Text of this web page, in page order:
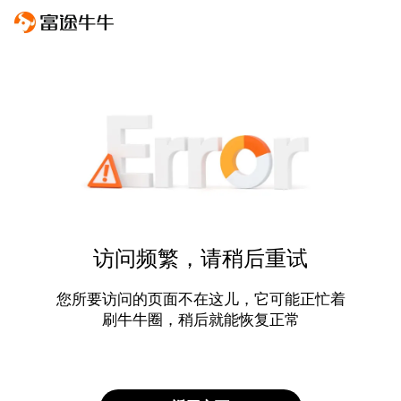
访问频繁，请稍后重试
您所要访问的页面不在这儿，它可能正忙着
刷牛牛圈，稍后就能恢复正常